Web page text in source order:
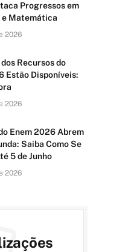
Progressos em
e Matemática
2026
Recursos do
Estão Disponíveis:
2026
Enem 2026 Abrem
Saiba Como Se
5 de Junho
2026